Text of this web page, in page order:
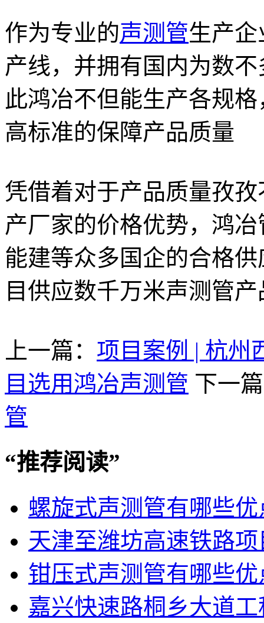
作为专业的声测管生产
产线，并拥有国内为数
此鸿冶不但能生产各规
高标准的保障产品质量
凭借着对于产品质量孜
产厂家的价格优势，鸿
能建等众多国企的合格
目供应数千万米声测管产
上一篇： 项目案例 | 杭州
目选用鸿冶声测管 下一
管
“推荐阅读”
螺旋式声测管有哪些优
天津至潍坊高速铁路
钳压式声测管有哪些优
嘉兴快速路桐乡大道